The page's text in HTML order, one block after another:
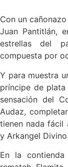
Con un
Juan Pantitlán,
estrellas del
compuesta por
Y para muestra
príncipe de
sensación del
Audaz,
tienen nada fácil
y Arkangel Divino.
En la contienda